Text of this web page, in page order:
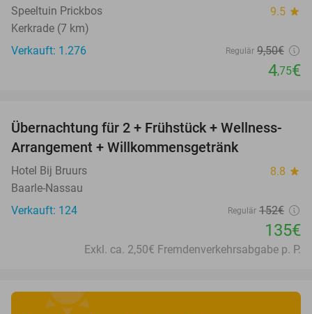
Speeltuin Prickbos 9.5 star
Kerkrade (7 km)
Verkauft: 1.276
Regulär 9,50€
4,75€
11%
Übernachtung für 2 + Frühstück + Wellness-
Arrangement + Willkommensgetränk
Hotel Bij Bruurs 8.8 star
Baarle-Nassau
Verkauft: 124
Regulär 152€
135€
Exkl. ca. 2,50€ Fremdenverkehrsabgabe p. P.